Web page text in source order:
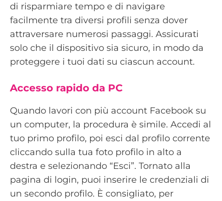
di risparmiare tempo e di navigare
facilmente tra diversi profili senza dover
attraversare numerosi passaggi. Assicurati
solo che il dispositivo sia sicuro, in modo da
proteggere i tuoi dati su ciascun account.
Accesso rapido da PC
Quando lavori con più account Facebook su
un computer, la procedura è simile. Accedi al
tuo primo profilo, poi esci dal profilo corrente
cliccando sulla tua foto profilo in alto a
destra e selezionando “Esci”. Tornato alla
pagina di login, puoi inserire le credenziali di
un secondo profilo. È consigliato, per